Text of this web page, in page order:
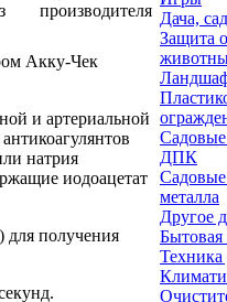
производителя
Акку-Чек
и артериальной
натрия
иодоацетат
для получения
Дача,
Защита
ДПК
металла
Другое
Бытовая
Техника